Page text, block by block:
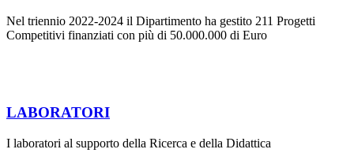
Nel triennio 2022-2024 il Dipartimento ha gestito 211 Progetti
Competitivi finanziati con più di 50.000.000 di Euro
LABORATORI
I laboratori al supporto della Ricerca e della Didattica